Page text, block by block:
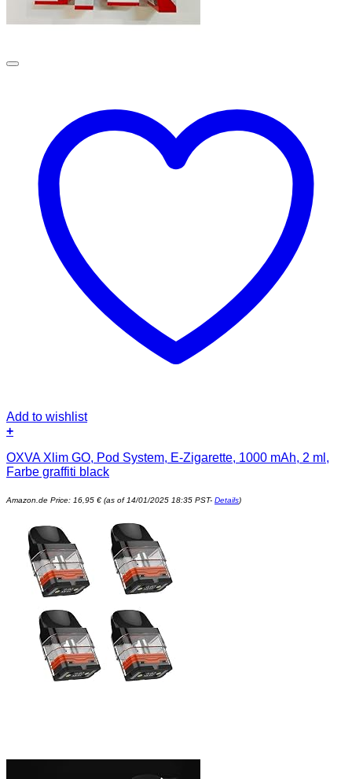
Add to wishlist
+
OXVA Xlim GO, Pod System, E-Zigarette, 1000 mAh, 2 ml,
Farbe graffiti black
Amazon.de Price: 16,95 € (as of 14/01/2025 18:35 PST- Details)